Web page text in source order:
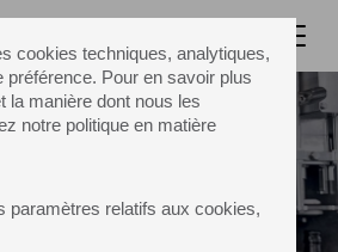
cookies techniques, analytiques,
préférence. Pour en savoir plus
la manière dont nous les
notre politique en matière
paramètres relatifs aux cookies,
une flexibilité illimitée